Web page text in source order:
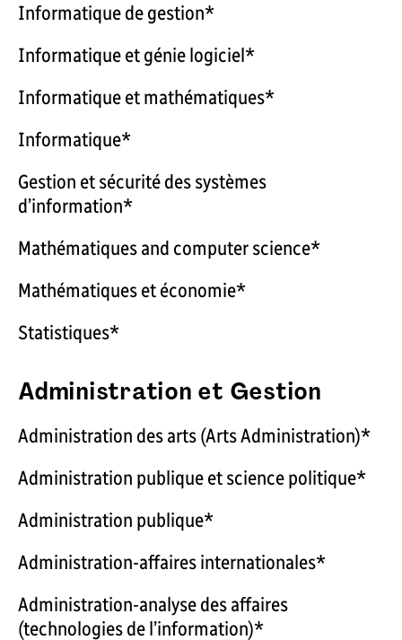
Informatique de gestion*
Informatique et génie logiciel*
Informatique et mathématiques*
Informatique*
Gestion et sécurité des systèmes
d’information*
Mathématiques and computer science*
Mathématiques et économie*
Statistiques*
Administration et Gestion
Administration des arts (Arts Administration)*
Administration publique et science politique*
Administration publique*
Administration-affaires internationales*
Administration-analyse des affaires
(technologies de l’information)*